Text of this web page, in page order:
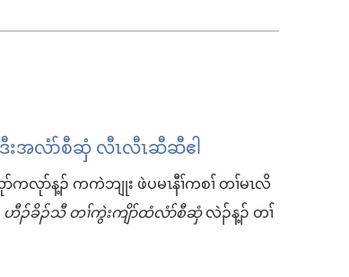
တ
ဒီ
လိး
အလံာ်စီဆှံ လီၤလီၤဆီဆီဧါ
လုာ်န့ၣ် ကကဲဘျုး ဖဲပမၤနီၢ်ကစၢ် တၢ်မၤလိ
ဟီၣ်ခိၣ်သီ တၢ်ကွဲးကျိာ်ထံလံာ်စီဆှံလဲၣ်န့ၣ် တၢ်